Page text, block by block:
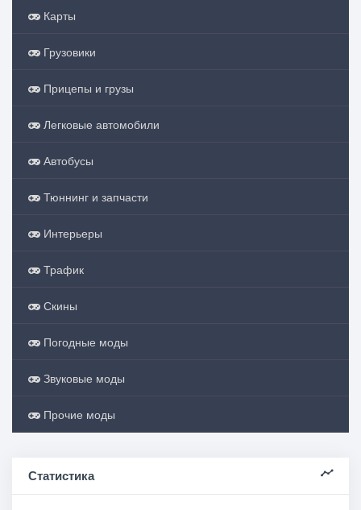
Карты
Грузовики
Прицепы и грузы
Легковые автомобили
Автобусы
Тюннинг и запчасти
Интерьеры
Трафик
Скины
Погодные моды
Звуковые моды
Прочие моды
Статистика